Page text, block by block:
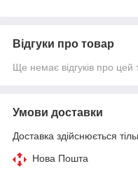
Відгуки про товар
Ще немає відгуків про цей
Умови доставки
Доставка здійснюється
Нова Пошта